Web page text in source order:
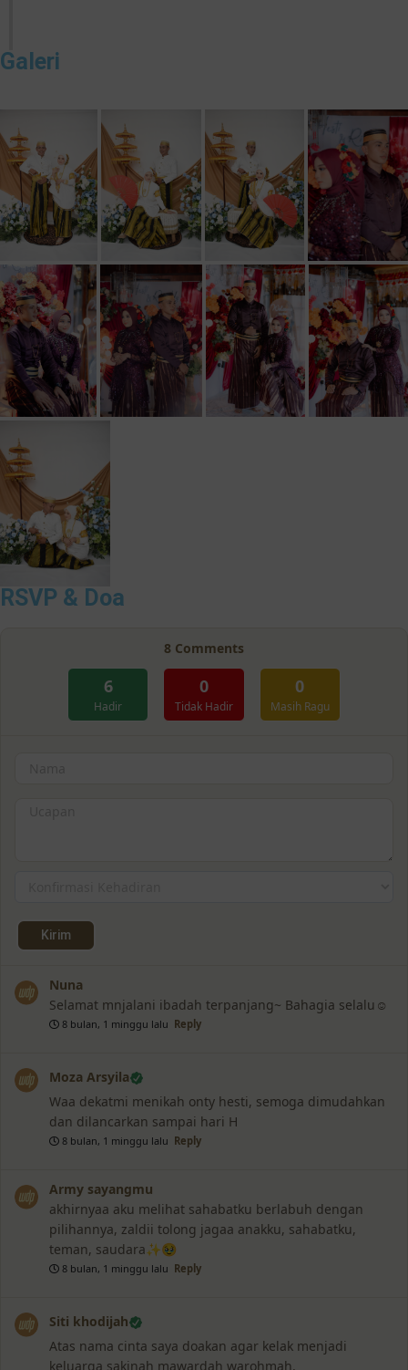
Galeri
RSVP & Doa
8 Comments
6
Hadir
0
Tidak Hadir
0
Masih Ragu
Nuna
Selamat mnjalani ibadah terpanjang~ Bahagia selalu☺️
8 bulan, 1 minggu lalu Reply
Moza Arsyila
Waa dekatmi menikah onty hesti, semoga dimudahkan
dan dilancarkan sampai hari H
8 bulan, 1 minggu lalu Reply
Army sayangmu
akhirnyaa aku melihat sahabatku berlabuh dengan
pilihannya, zaldii tolong jagaa anakku, sahabatku,
teman, saudara✨🥹
8 bulan, 1 minggu lalu Reply
Siti khodijah
Atas nama cinta saya doakan agar kelak menjadi
keluarga sakinah mawardah warohmah,